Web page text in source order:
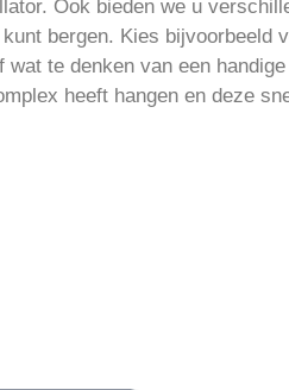
Ook bieden we u
bergen. Kies bijvoorbeeld
te denken van een
heeft hangen en deze